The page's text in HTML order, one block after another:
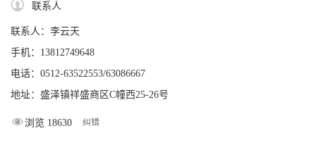
联系人
联系人：李云天
手机：13812749648
电话：0512-63522553/63086667
地址：盛泽镇祥盛商区C幢西25-26号
浏览 18630 纠错